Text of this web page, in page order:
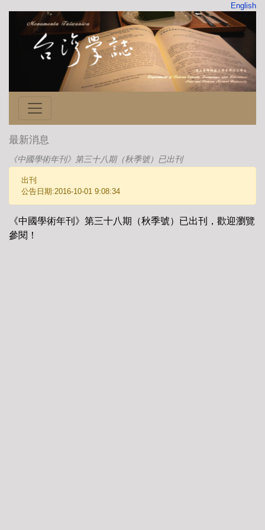
English
最新消息
《中國學術年刊》第三十八期（秋季號）已出刊
出刊
公告日期:2016-10-01 9:08:34
《中國學術年刊》第三十八期（秋季號）已出刊，歡迎瀏覽
參閱！